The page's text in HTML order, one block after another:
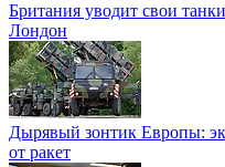
Британия уводит свои
Лондон
Дырявый зонтик Европы:
от ракет